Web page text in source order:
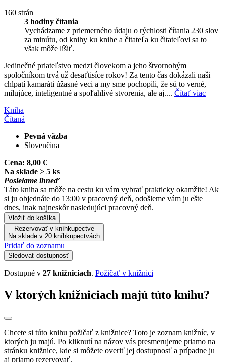
160 strán
3 hodiny čítania
Vychádzame z priemerného údaju o rýchlosti čítania 230 slov
za minútu, od knihy ku knihe a čitateľa ku čitateľovi sa to
však môže líšiť.
Jedinečné priateľstvo medzi človekom a jeho štvornohým
spoločníkom trvá už desaťtisíce rokov! Za tento čas dokázali naši
chlpatí kamaráti úžasné veci a my sme pochopili, že sú to verné,
milujúce, inteligentné a spoľahlivé stvorenia, ale aj.... Čítať viac
Kniha
Čítaná
Pevná väzba
Slovenčina
Cena: 8,00 €
Na sklade > 5 ks
Posielame ihneď
Táto kniha sa môže na cestu ku vám vybrať prakticky okamžite! Ak
si ju objednáte do 13:00 v pracovný deň, odošleme vám ju ešte
dnes, inak najneskôr nasledujúci pracovný deň.
Vložiť do košíka
Rezervovať v kníhkupectve
Na sklade v 20 kníhkupectvách
Pridať do zoznamu
Sledovať dostupnosť
Dostupné v 27 knižniciach. Požičať v knižnici
V ktorých knižniciach majú túto knihu?
Chcete si túto knihu požičať z knižnice? Toto je zoznam knižníc, v
ktorých ju majú. Po kliknutí na názov vás presmerujeme priamo na
stránku knižnice, kde si môžete overiť jej dostupnosť a prípadne ju
aj priamo rezervovať.